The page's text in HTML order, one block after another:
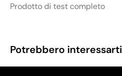
Prodotto di test completo
Potrebbero interessarti